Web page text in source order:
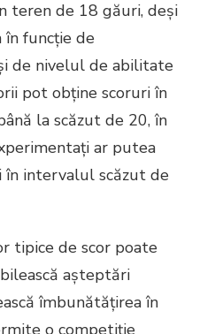
teren de 18 găuri, deși
în funcție de
de nivelul de abilitate
pot obține scoruri în
la scăzut de 20, în
ar putea
în intervalul scăzut de
tipice de scor poate
așteptări
îmbunătățirea în